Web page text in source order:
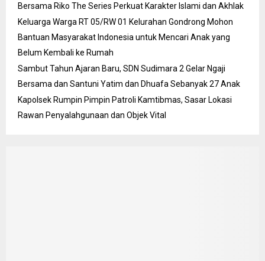
Bersama Riko The Series Perkuat Karakter Islami dan Akhlak
Keluarga Warga RT 05/RW 01 Kelurahan Gondrong Mohon
Bantuan Masyarakat Indonesia untuk Mencari Anak yang
Belum Kembali ke Rumah
Sambut Tahun Ajaran Baru, SDN Sudimara 2 Gelar Ngaji
Bersama dan Santuni Yatim dan Dhuafa Sebanyak 27 Anak
Kapolsek Rumpin Pimpin Patroli Kamtibmas, Sasar Lokasi
Rawan Penyalahgunaan dan Objek Vital